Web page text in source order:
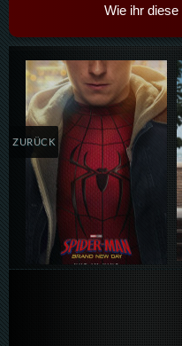
Wie ihr
Details,Play
ZURÜCK